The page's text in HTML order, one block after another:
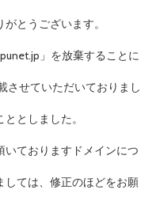
とうございます。
」を放棄することに
させていただいておりまし
としました。
いておりますドメインにつ
しては、修正のほどをお願